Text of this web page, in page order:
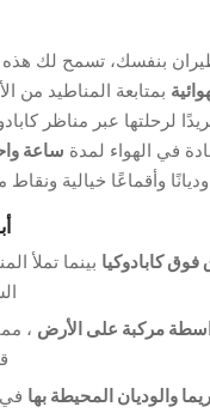
استلام وتوصيل من
تجربة موجهة على الأرض مع
قهوة وشاي
من موظفين محترفين
بنفسك، تسمح لك هذه
بمتابعة المناطيد من
لرحلتها عبر مناظر
في الهواء لمدة ساعة
كابادوكيا بينما تملأ
مركبة على الأرض ،
والوديان المحيطة بها